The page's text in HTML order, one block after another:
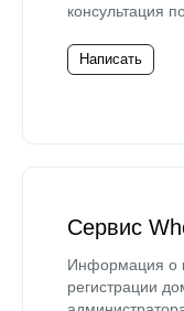
консультация
Написать
Сервис
Информация о
регистрации